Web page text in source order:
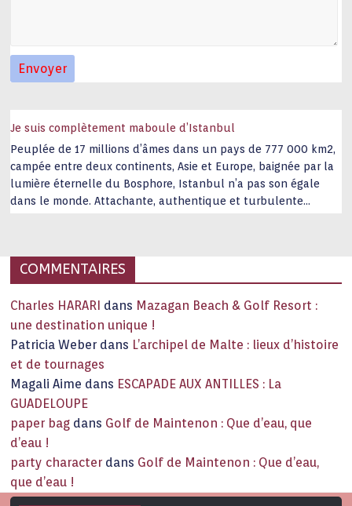
Je suis complètement maboule d’Istanbul
Peuplée de 17 millions d’âmes dans un pays de 777 000 km2,
campée entre deux continents, Asie et Europe, baignée par la
lumière éternelle du Bosphore, Istanbul n’a pas son égale
dans le monde. Attachante, authentique et turbulente
COMMENTAIRES
Charles HARARI dans Mazagan Beach & Golf Resort :
une destination unique !
Patricia Weber dans L’archipel de Malte : lieux d’histoire
et de tournages
Magali Aime dans ESCAPADE AUX ANTILLES : La
GUADELOUPE
paper bag dans Golf de Maintenon : Que d’eau, que
d’eau !
party character dans Golf de Maintenon : Que d’eau,
que d’eau !